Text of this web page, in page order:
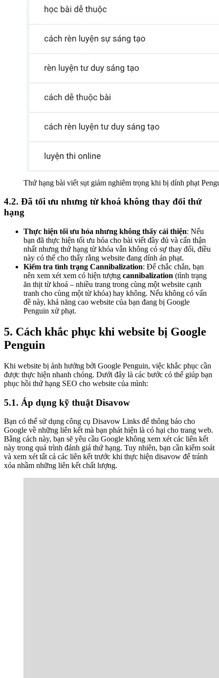
Thứ hạng bài viết sụt giảm nghiêm trọng khi bị dính phạt
4.2. Đã tối ưu nhưng từ khoá không thay đổi thứ
hạng
Thực hiện tối ưu hóa nhưng không thấy cải thiện: Nếu
bạn đã thực hiện tối ưu hóa cho bài viết đầy đủ và cẩn thận
nhất nhưng thứ hạng từ khóa vẫn không có sự thay đổi, điều
này có thể cho thấy rằng website đang dính án phạt.
Kiểm tra tình trạng Cannibalization: Để chắc chắn, bạn
nên xem xét xem có hiện tượng cannibalization (tình trạng
ăn thịt từ khoá – nhiều trang trong cùng một website cạnh
tranh cho cùng một từ khóa) hay không. Nếu không có vấn
đề này, khả năng cao website của bạn đang bị Google
Penguin xử phạt.
5. Cách khắc phục khi website bị Google
Penguin
Khi website bị ảnh hưởng bởi Google Penguin, việc khắc phục cần
được thực hiện nhanh chóng. Dưới đây là các bước có thể giúp bạn
phục hồi thứ hạng SEO cho website của mình:
5.1. Áp dụng kỹ thuật Disavow
Bạn có thể sử dụng công cụ Disavow Links để thông báo cho
Google về những liên kết mà bạn phát hiện là có hại cho trang web.
Bằng cách này, bạn sẽ yêu cầu Google không xem xét các liên kết
này trong quá trình đánh giá thứ hạng. Tuy nhiên, bạn cần kiểm soát
và xem xét tất cả các liên kết trước khi thực hiện disavow để tránh
xóa nhầm những liên kết chất lượng.